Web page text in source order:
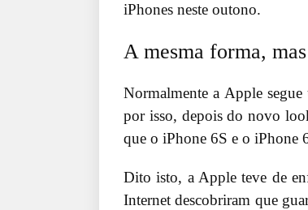
iPhones neste outono.
A mesma forma,
Normalmente a Apple
por isso, depois do novo
que o iPhone 6S e o iPhone
Dito isto, a Apple teve de
Internet descobriram que